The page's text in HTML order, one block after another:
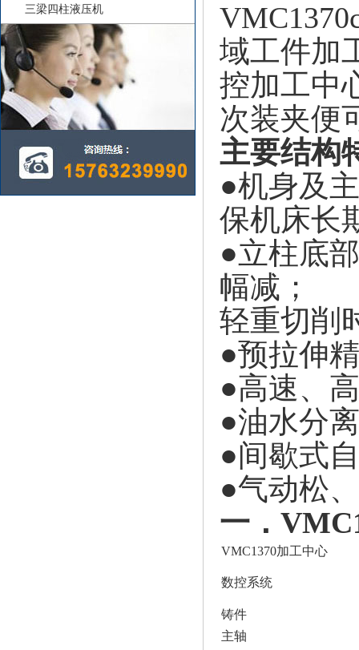
三梁四柱液压机
域工件加
控加工中
次装夹便
主要结构
●机身及
保机床长
●立柱底
幅减；
轻重切削
●预拉伸
●高速、
●油水分
●间歇式
●气动松
一．
VMC1370加工中心
数控系统
铸件
主轴